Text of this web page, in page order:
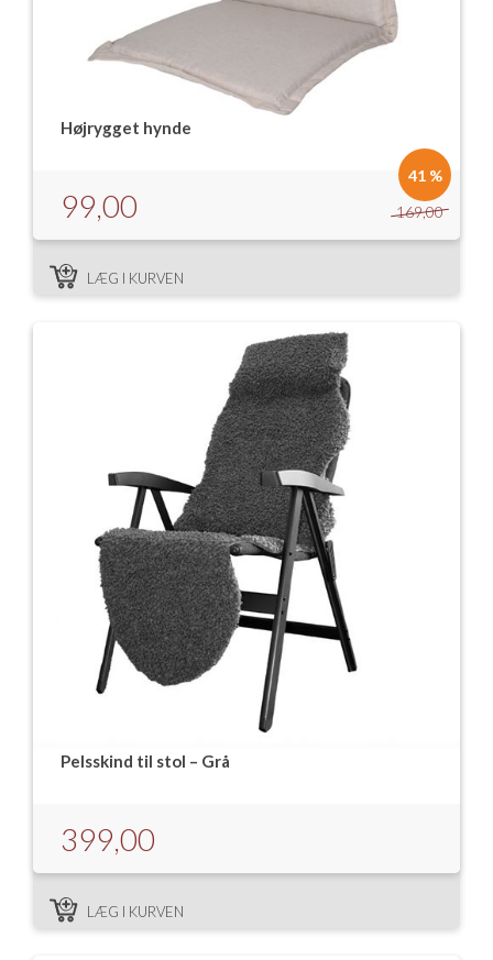
Højrygget hynde
169,00
99,00
41 %
LÆG I KURVEN
Pelsskind til stol – Grå
399,00
LÆG I KURVEN